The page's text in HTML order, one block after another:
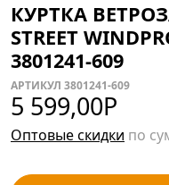
КУРТКА
STREET
3801241-609
АРТИКУЛ 3801241-609
5 599,00Р
Оптовые скидки по